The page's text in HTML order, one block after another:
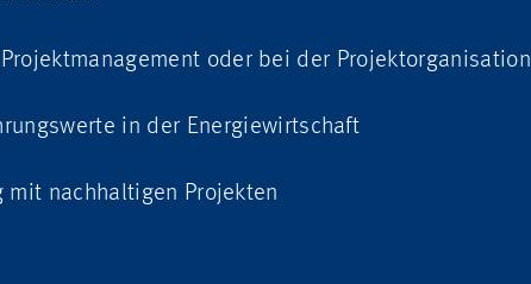
oder bei der Projektorganisation
in der Energiewirtschaft
mit nachhaltigen Projekten